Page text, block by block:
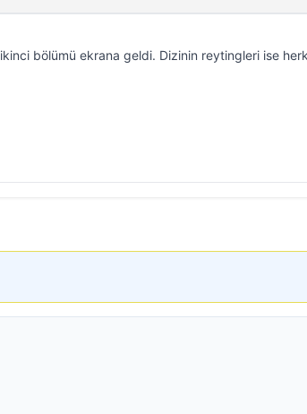
ikinci bölümü ekrana geldi. Dizinin reytingleri ise